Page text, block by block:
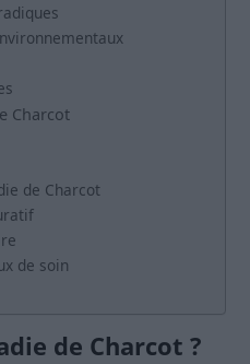
Charcot
de Charcot
de soin
de Charcot ?